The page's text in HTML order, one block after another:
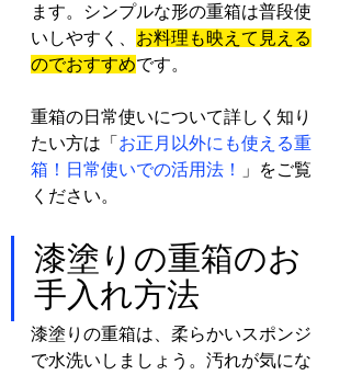
ます。シンプルな形の重箱は普段使
いしやすく、 お料理も映えて見える
のでおすすめです。
重箱の日常使いについて詳しく知り
たい方は「 お正月以外にも使える重
箱！日常使いでの活用法！
」をご覧
ください。
漆塗りの重箱のお
手入れ方法
漆塗りの重箱は、柔らかいスポンジ
で水洗いしましょう。汚れが気にな